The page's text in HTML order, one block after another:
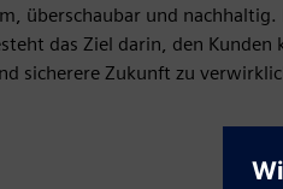
überschaubar und
das Ziel darin, den
sicherere Zukunft zu